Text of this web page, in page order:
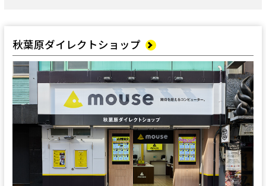
秋葉原ダイレクトショップ